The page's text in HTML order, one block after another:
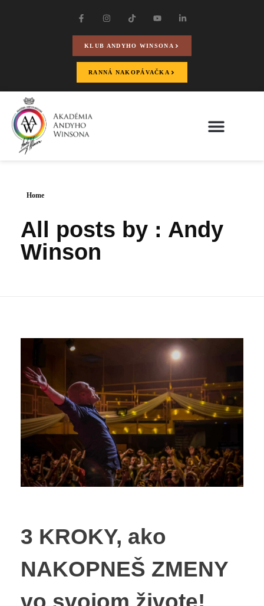
KLUB ANDYHO WINSONA
RANNÁ NAKOPÁVAČKA
Home
All posts by : Andy
Winson
3 KROKY, ako
NAKOPNEŠ ZMENY